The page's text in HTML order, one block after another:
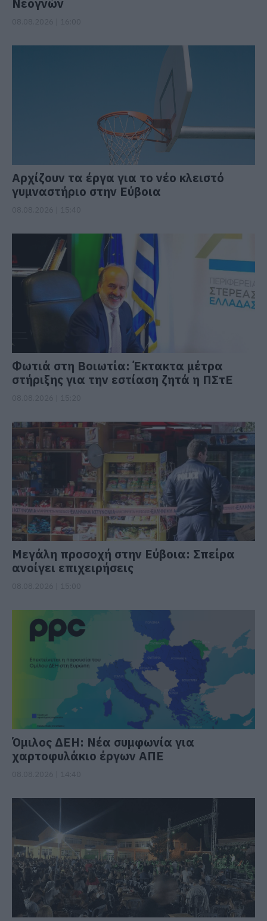
Αρχίζουν τα έργα για το νέο κλειστό
γυμναστήριο στην Εύβοια
Φωτιά στη Βοιωτία: Έκτακτα μέτρα
στήριξης για την εστίαση ζητά η ΠΣτΕ
Μεγάλη προσοχή στην Εύβοια: Σπείρα
ανοίγει επιχειρήσεις
Όμιλος ΔΕΗ: Νέα συμφωνία για
χαρτοφυλάκιο έργων ΑΠΕ